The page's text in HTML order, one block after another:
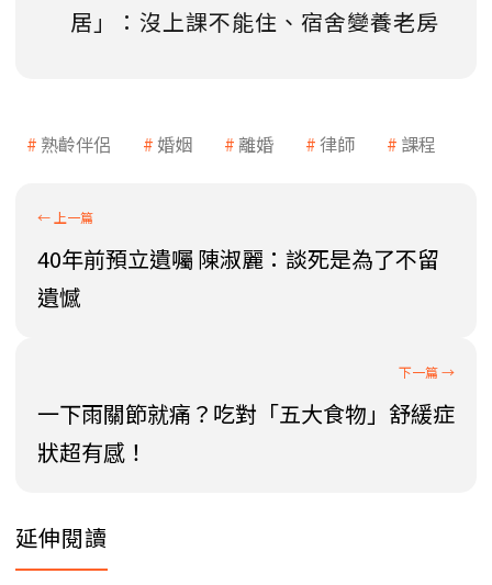
居」：沒上課不能住、宿舍變養老房
熟齡伴侶 婚姻 離婚 律師 課程
40年前預立遺囑 陳淑麗：談死是為了不留
遺憾
一下雨關節就痛？吃對「五大食物」舒緩症
狀超有感！
延伸閱讀